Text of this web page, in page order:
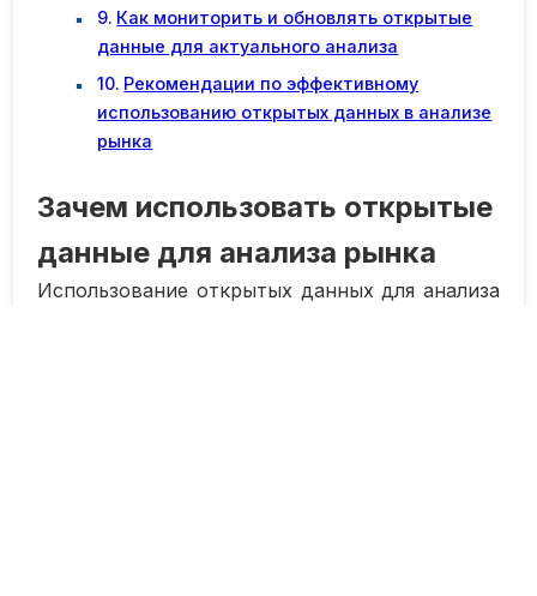
Как мониторить и обновлять открытые
данные для актуального анализа
Рекомендации по эффективному
использованию открытых данных в анализе
рынка
Зачем использовать открытые
данные для анализа рынка
Использование открытых данных для анализа